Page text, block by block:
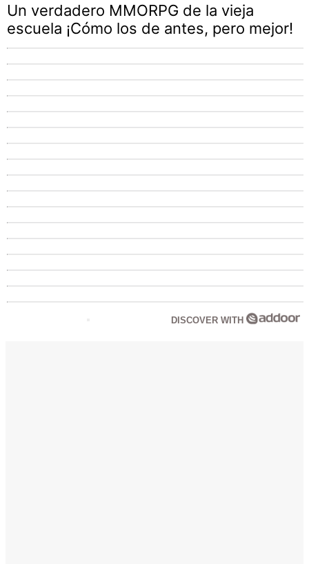
Un verdadero MMORPG de la vieja
escuela ¡Cómo los de antes, pero mejor!
DISCOVER WITH